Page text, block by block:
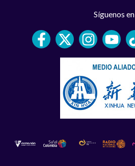
Síguenos en